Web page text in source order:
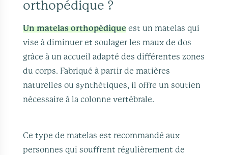
orthopédique ?
Un matelas orthopédique est un matelas qui
vise à diminuer et soulager les maux de dos
grâce à un accueil adapté des différentes zones
du corps. Fabriqué à partir de matières
naturelles ou synthétiques, il offre un soutien
nécessaire à la colonne vertébrale.
Ce type de matelas est recommandé aux
personnes qui souffrent régulièrement de